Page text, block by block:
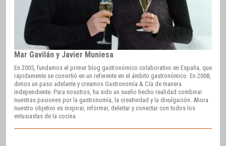
Mar Gavilán y Javier Muniesa
En 2005, fundamos el primer blog gastronómico colaborativo en España, que
rápidamente se convirtió en un referente en el ámbito gastronómico. En 2008,
dimos un paso adelante y creamos Gastronomía & Cía de manera
independiente. Para nosotros, ha sido un sueño hecho realidad combinar
nuestras pasiones por la gastronomía, la creatividad y la divulgación. Ahora
nuestro objetivo es inspirar, informar, deleitar y conectar con todos los
entusiastas de la cocina.